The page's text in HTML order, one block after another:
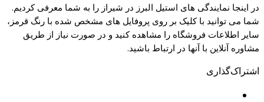
در اینجا نمایندگی های استیل البرز در شیراز را به شما معرفی کردیم.
شما می توانید با کلیک بر روی پروفایل های مشخص شده با رنگ قرمز،
سایر اطلاعات فروشگاه را مشاهده کنید و در صورت نیاز از طریق
مشاوره آنلاین با آنها در ارتباط باشید.
اشتراک‌گذاری